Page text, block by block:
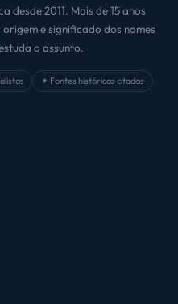
desde 2011. Mais de 15 anos
e significado dos nomes
o assunto.
✦ Fontes históricas citadas